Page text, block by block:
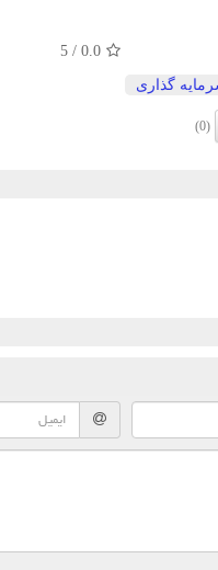
0.0
/
5
گذاری
(0)